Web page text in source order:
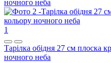
1
Тарілка обідня 27 см плоска
ночного неба